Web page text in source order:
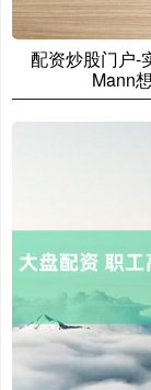
配资炒股门户-
Mann